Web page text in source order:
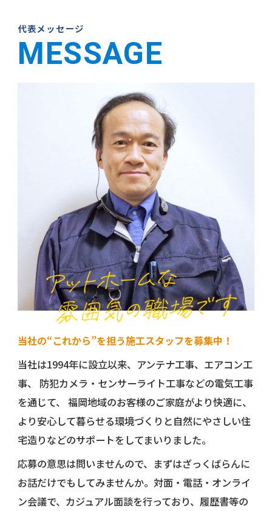
代表メッセージ
MESSAGE
当社の“これから”を担う施工スタッフを募集中！
当社は1994年に設立以来、アンテナ工事、エアコン工
事、
防犯カメラ・センサーライト工事などの電気工事
を通じて、 福岡地域のお客様のご家庭がより快適に、
より安心して暮らせる環境づくりと自然にやさしい住
宅造りなどのサポートをしてまいりました。
応募の意思は問いませんので、まずはざっくばらんに
お話だけでもしてみませんか。対面・電話・オンライ
ン会議で、カジュアル面談を行っており、履歴書等の